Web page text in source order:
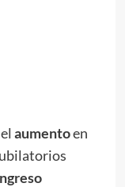
aumentoen